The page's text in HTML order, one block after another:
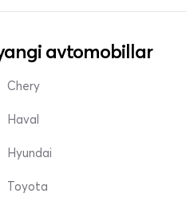
avtomobillar
Chery
Haval
Hyundai
Toyota